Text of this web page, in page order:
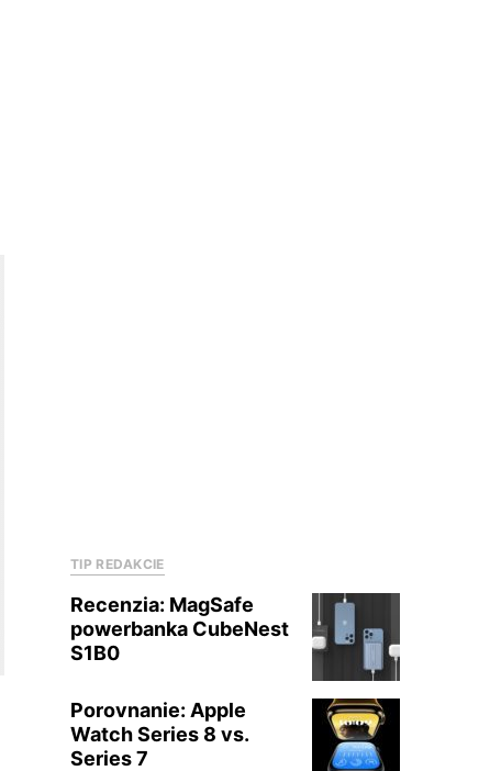
TIP REDAKCIE
Recenzia: MagSafe
powerbanka CubeNest
S1B0
Porovnanie: Apple
Watch Series 8 vs.
Series 7